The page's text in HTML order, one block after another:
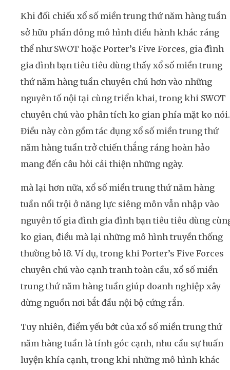
Khi đối chiếu xổ số miền trung thứ năm hàng tuần
sở hữu phần đông mô hình điều hành khác ráng
thể như SWOT hoặc Porter’s Five Forces, gia đình
gia đình bạn tiêu tiêu dùng thấy xổ số miền trung
thứ năm hàng tuần chuyên chú hơn vào những
nguyên tố nội tại cùng triển khai, trong khi SWOT
chuyên chú vào phân tích ko gian phía mặt ko nói.
Điều này còn gồm tác dụng xổ số miền trung thứ
năm hàng tuần trở chiến thắng ráng hoàn hảo
mang đến câu hỏi cải thiện những ngày.
mà lại hơn nữa, xổ số miền trung thứ năm hàng
tuần nổi trội ở năng lực siêng môn vẫn nhập vào
nguyên tố gia đình gia đình bạn tiêu tiêu dùng
ko gian, điều mà lại những mô hình truyền thống
thường bỏ lỡ. Ví dụ, trong khi Porter’s Five Forces
chuyên chú vào cạnh tranh toàn cầu, xổ số miền
trung thứ năm hàng tuần giúp doanh nghiệp xây
dừng nguồn nơi bắt đầu nội bộ cứng rắn.
Tuy nhiên, điểm yếu bớt của xổ số miền trung thứ
năm hàng tuần là tính góc cạnh, nhu cầu sự huấn
luyện khía cạnh, trong khi những mô hình khác